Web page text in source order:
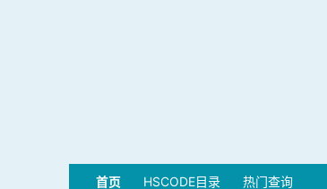
首页 HSCODE目录 热门查询